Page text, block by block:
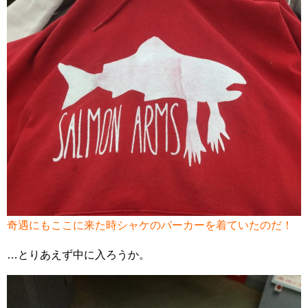
奇遇にもここに来た時シャケのパーカーを着ていたのだ！
…とりあえず中に入ろうか。